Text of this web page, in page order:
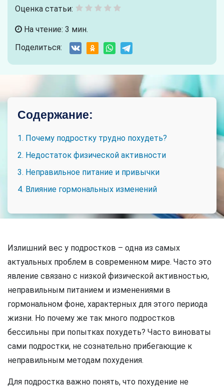
Оценка статьи:
На чтение: 3 мин.
Поделиться:
Содержание:
1. Почему подростку трудно похудеть?
2. Недостаток физической активности
3. Неправильное питание и привычки
4. Влияние гормональных изменений
Излишний вес у подростков – одна из самых
актуальных проблем в современном мире. Часто это
явление связано с низкой физической активностью,
неправильным питанием и изменениями в
гормональном фоне, характерных для этого периода
жизни. Но почему же так много подростков
бессильны при попытках похудеть? Часто виноваты
сами подростки, не сознательно прибегающие к
неправильным методам похудения.
Для подростка важно понять, что похудение не